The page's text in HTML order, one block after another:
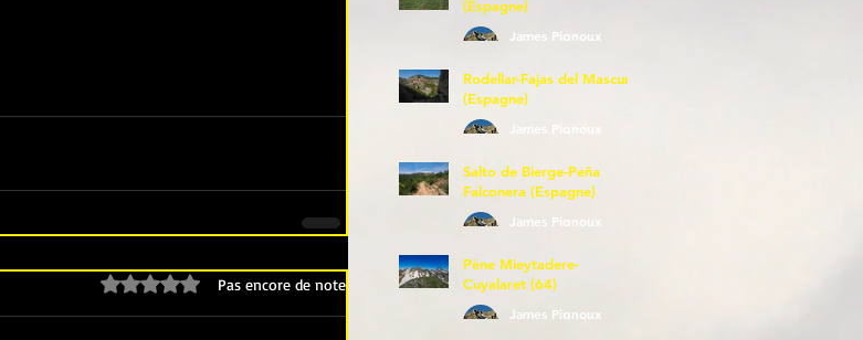
Noté 0 étoile sur 5. Pas encore de note
(Espagne)
James Pignoux
Rodellar-Fajas del Mascun
(Espagne)
James Pignoux
Salto de Bierge-Peña
Falconera (Espagne)
James Pignoux
Pène Mieytadere-
Cuyalaret (64)
James Pignoux